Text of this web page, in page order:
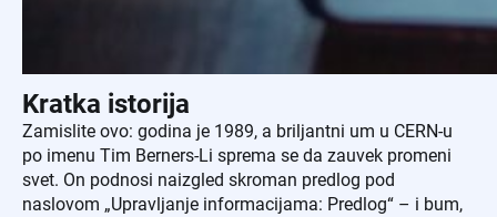
Kratka istorija
Zamislite ovo: godina je 1989, a briljantni um u CERN-u
po imenu Tim Berners-Li sprema se da zauvek promeni
svet. On podnosi naizgled skroman predlog pod
naslovom „Upravljanje informacijama: Predlog“ – i bum,